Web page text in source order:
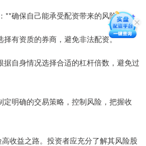
**确保自己能承受配资带来的风险。
择有资质的券商，避免非法配资。
据自身情况选择合适的杠杆倍数，避免过
定明确的交易策略，控制风险，把握收
收益之路。投资者应充分了解其风险股